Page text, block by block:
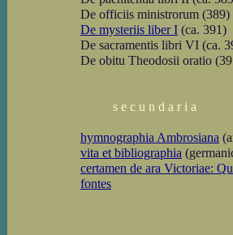
De officiis ministrorum (389)
De mysteriis liber I (ca. 391)
De sacramentis libri VI (ca.
De obitu Theodosii oratio
s e c u n d a r i a
hymnographia Ambrosiana
vita et bibliographia
certamen de ara Victoriae:
fontes